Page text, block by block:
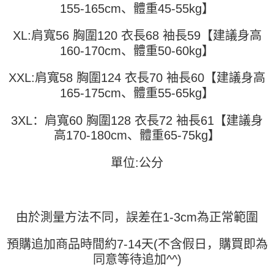
【缴款方式说明】
短信。
2. 通过短信链接打开账单后，可选择 “超商条码／台湾大直营门市／银行转
账／街口支付／iPASS MONEY”等通路缴费。
【注意事项】
1. 本服务系由 “台湾大哥大股份有限公司”所提供，让用户于交易时，得通过
本服务购买商品或服务，并由商店将买卖／分期付款买卖价金债权让与本公
司后，依约使用本公司账单缴交账款。
2. 基于同意付款使用 “大哥付你分期”之契约关系目的，商店将以您的个人资
料（包含姓名、电话或地址）提供予台湾大哥大进项收集、处理及利用，由
3. 完整用户服务条款，请详阅以下链接：https://oppay.tw/userRule
AFTEE APP推播通知。
APP於四大便利商店‧ATM/網銀等方式進行付款。
請留意繳費期限為 14 天。唯有下載 AFTEE App 成為 AFTEE 會員者方能享
繳費期限，為商家向您請款的時間，再加上使用AFTEE可延長的天數所計算
出。使用AFTEE下訂可以延長您收到商品前的繳費天數，但無法保證一定能
商品與否，仍需要請您在AFTEE規定的時間內完成繳費。
二、付款限制
「AFTEE先享後付」(下稱本服務)乃由恩沛科技股份有限公司(下稱 AFTEE )
含但不限於訂購人姓名、電話，收件人姓名、電話、收件地址)，將交付予
AFTEE 於本服務必要服務範圍內運用。關於 AFTEE 對於個人資料之蒐集、
處理、利用，詳參 AFTEE 官網之『個人資料蒐集、處理及利用告知聲明』
付款 後全家取貨
7-11取貨付款
每笔NT$45，满NT$499(含以上)免运费
付款 後7-11取貨
每笔NT$45，满NT$499(含以上)免运费
155-165cm、體重45-55kg】
XL:肩寬56 胸圍120 衣長68 袖長59【建議身高
160-170cm、體重50-60kg】
XXL:肩寬58 胸圍124 衣長70 袖長60【建議身高
165-175cm、體重55-65kg】
3XL：肩寬60 胸圍128 衣長72 袖長61【建議身
高170-180cm、體重65-75kg】
單位:公分
由於測量方法不同，誤差在1-3cm為正常範圍
預購追加商品時間約7-14天(不含假日，購買即為
同意等待追加^^)